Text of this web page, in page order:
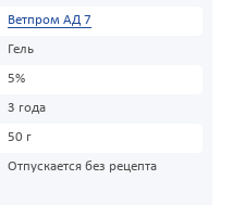
Ветпром АД 7
Гель
5%
3 года
50 г
Отпускается без рецепта